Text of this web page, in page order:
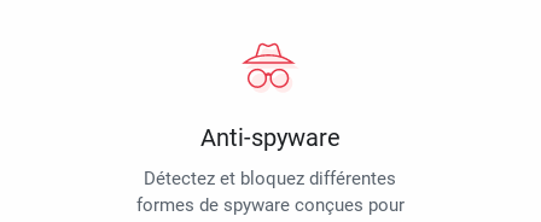
Anti-spyware
Détectez et bloquez différentes
formes de spyware conçues pour